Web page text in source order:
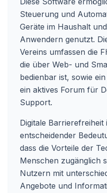
Steuerung und
Geräte im Haushalt
Anwendern genutzt.
Vereins umfassen die
die über Web- und
bedienbar ist, sowie
ein aktives Forum für
Support.
Digitale Barrierefreiheit
entscheidender
dass die Vorteile der
Menschen zugänglich
Nutzern mit
Angebote und